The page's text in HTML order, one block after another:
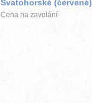
Svatohorské (červené)
Cena na zavolání